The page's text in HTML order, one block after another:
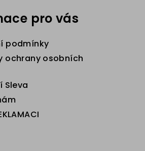
pro vás
podmínky
ochrany osobních
Sleva